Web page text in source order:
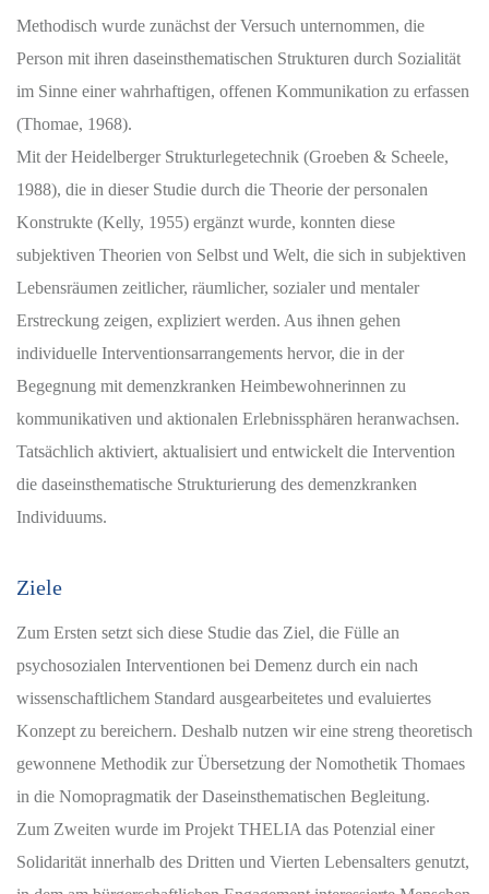
Methodisch wurde zunächst der Versuch unternommen, die
Person mit ihren daseinsthematischen Strukturen durch Sozialität
im Sinne einer wahrhaftigen, offenen Kommunikation zu erfassen
(Thomae, 1968).
Mit der Heidelberger Strukturlegetechnik (Groeben & Scheele,
1988), die in dieser Studie durch die Theorie der personalen
Konstrukte (Kelly, 1955) ergänzt wurde, konnten diese
subjektiven Theorien von Selbst und Welt, die sich in subjektiven
Lebensräumen zeitlicher, räumlicher, sozialer und mentaler
Erstreckung zeigen, expliziert werden. Aus ihnen gehen
individuelle Interventionsarrangements hervor, die in der
Begegnung mit demenzkranken Heimbewohnerinnen zu
kommunikativen und aktionalen Erlebnissphären heranwachsen.
Tatsächlich aktiviert, aktualisiert und entwickelt die Intervention
die daseinsthematische Strukturierung des demenzkranken
Individuums.
Ziele
Zum Ersten setzt sich diese Studie das Ziel, die Fülle an
psychosozialen Interventionen bei Demenz durch ein nach
wissenschaftlichem Standard ausgearbeitetes und evaluiertes
Konzept zu bereichern. Deshalb nutzen wir eine streng theoretisch
gewonnene Methodik zur Übersetzung der Nomothetik Thomaes
in die Nomopragmatik der Daseinsthematischen Begleitung.
Zum Zweiten wurde im Projekt THELIA das Potenzial einer
Solidarität innerhalb des Dritten und Vierten Lebensalters genutzt,